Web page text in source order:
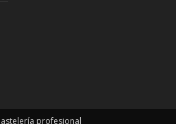
profesional